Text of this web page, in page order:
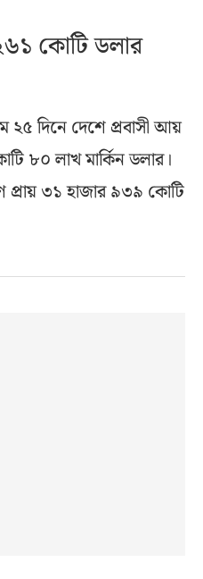
কোটি ডলার
২৫ দিনে দেশে প্রবাসী আয়
৮০ লাখ মার্কিন ডলার।
প্রায় ৩১ হাজার ৯৩৯ কোটি